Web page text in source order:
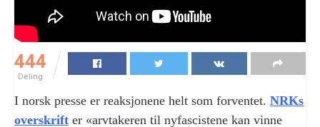
444
Deling
I norsk presse er reaksjonene helt som forventet. NRKs
overskrift er «arvtakeren til nyfascistene kan vinne